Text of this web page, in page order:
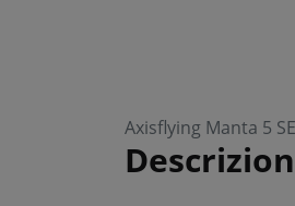
Axisflying Manta 5